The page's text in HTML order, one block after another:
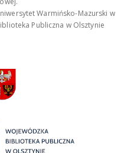
Warmińsko-Mazurski w
Publiczna w Olsztynie